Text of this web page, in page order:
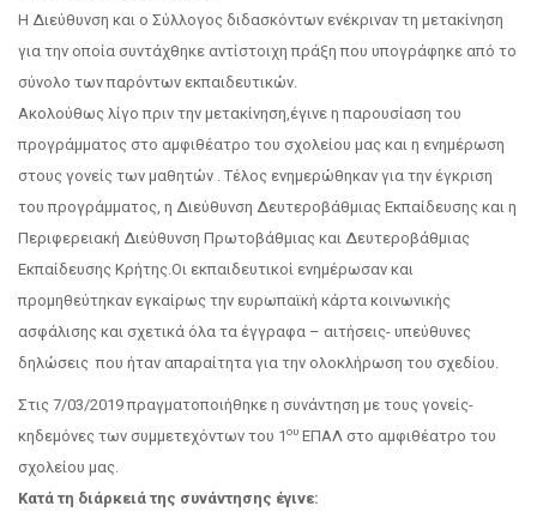
Η Διεύθυνση και ο Σύλλογος διδασκόντων ενέκριναν τη μετακίνηση
για την οποία συντάχθηκε αντίστοιχη πράξη που υπογράφηκε από το
σύνολο των παρόντων εκπαιδευτικών.
Ακολούθως λίγο πριν την μετακίνηση,έγινε η παρουσίαση του
προγράμματος στο αμφιθέατρο του σχολείου μας και η ενημέρωση
στους γονείς των μαθητών . Τέλος ενημερώθηκαν για την έγκριση
του προγράμματος, η Διεύθυνση Δευτεροβάθμιας Εκπαίδευσης και η
Περιφερειακή Διεύθυνση Πρωτοβάθμιας και Δευτεροβάθμιας
Εκπαίδευσης Κρήτης.Οι εκπαιδευτικοί ενημέρωσαν και
προμηθεύτηκαν εγκαίρως την ευρωπαϊκή κάρτα κοινωνικής
ασφάλισης και σχετικά όλα τα έγγραφα – αιτήσεις- υπεύθυνες
δηλώσεις που ήταν απαραίτητα για την ολοκλήρωση του σχεδίου.
Στις 7/03/2019 πραγματοποιήθηκε η συνάντηση με τους γονείς-
κηδεμόνες των συμμετεχόντων του 1ου ΕΠΑΛ στο αμφιθέατρο του
σχολείου μας.
Κατά τη διάρκειά της συνάντησης έγινε: